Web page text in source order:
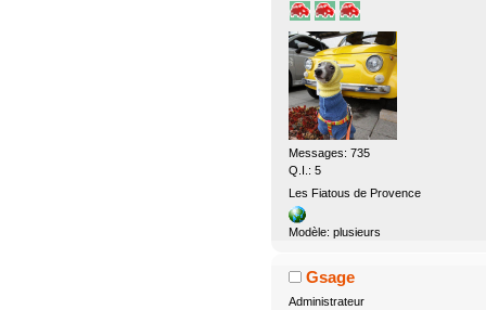
Messages: 735
Q.I.: 5
Les Fiatous de Provence
Modèle: plusieurs
Gsage
Administrateur